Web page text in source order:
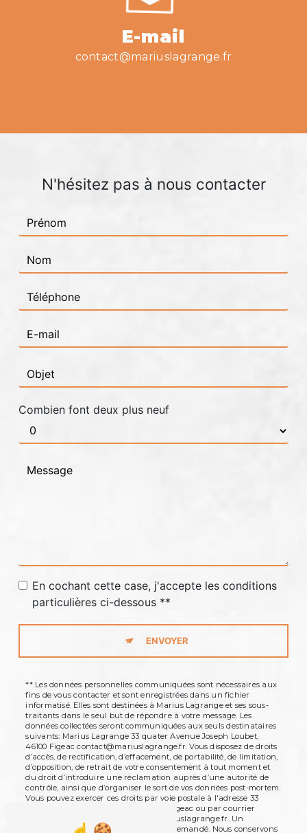
E-mail
contact@mariuslagrange.fr
N'hésitez pas à nous contacter
Combien font deux plus neuf
En cochant cette case, j'accepte les conditions
particulières ci-dessous **
ENVOYER
** Les données personnelles communiquées sont nécessaires aux
fins de vous contacter et sont enregistrées dans un fichier
informatisé. Elles sont destinées à Marius Lagrange et ses sous-
traitants dans le seul but de répondre à votre message. Les
données collectées seront communiquées aux seuls destinataires
suivants: Marius Lagrange 33 quater Avenue Joseph Loubet,
46100 Figeac contact@mariuslagrange.fr. Vous disposez de droits
d’accès, de rectification, d’effacement, de portabilité, de limitation,
d’opposition, de retrait de votre consentement à tout moment et
du droit d’introduire une réclamation auprès d’une autorité de
contrôle, ainsi que d’organiser le sort de vos données post-mortem.
Vous pouvez exercer ces droits par voie postale à l'adresse 33
quater Avenue Joseph Loubet, 46100 Figeac ou par courrier
électronique à l'adresse contact@mariuslagrange.fr. Un
justificatif d'identité pourra vous être demandé. Nous conservons